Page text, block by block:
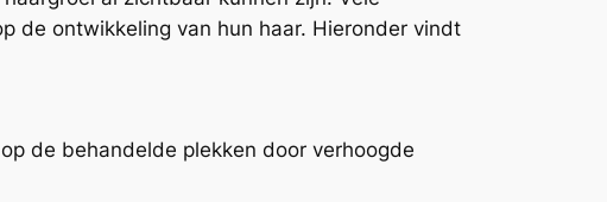
de ontwikkeling van hun haar. Hieronder vindt
de behandelde plekken door verhoogde